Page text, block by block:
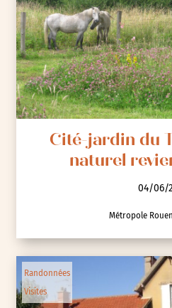
Cité-jardin du
naturel
04/06/
Métropole
Randonnées
Visites